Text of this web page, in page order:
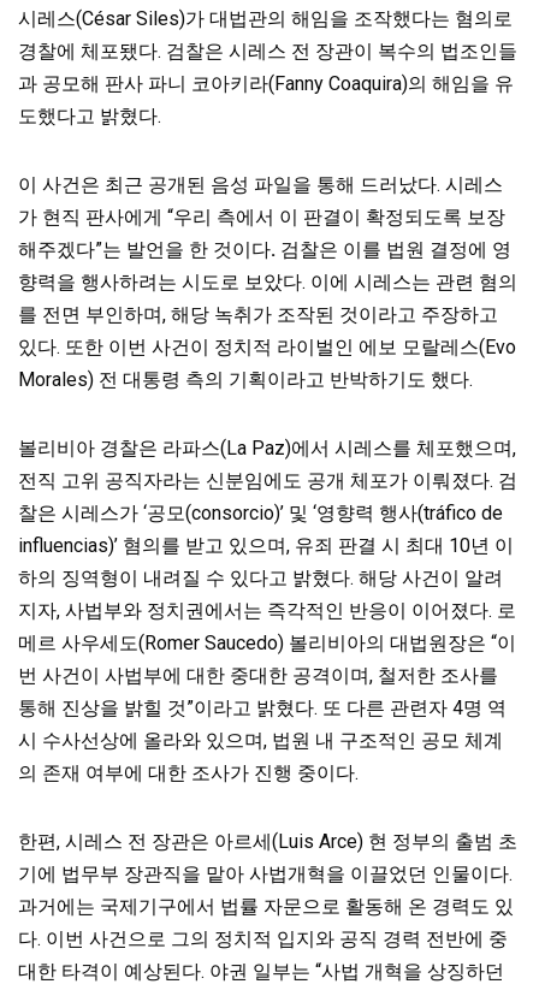
시레스(César Siles)가 대법관의 해임을 조작했다는 혐의로
경찰에 체포됐다. 검찰은 시레스 전 장관이 복수의 법조인들
과 공모해 판사 파니 코아키라(Fanny Coaquira)의 해임을 유
도했다고 밝혔다.
이 사건은 최근 공개된 음성 파일을 통해 드러났다. 시레스
가 현직 판사에게 “우리 측에서 이 판결이 확정되도록 보장
해주겠다”는 발언을 한 것이다. 검찰은 이를 법원 결정에 영
향력을 행사하려는 시도로 보았다. 이에 시레스는 관련 혐의
를 전면 부인하며, 해당 녹취가 조작된 것이라고 주장하고
있다. 또한 이번 사건이 정치적 라이벌인 에보 모랄레스(Evo
Morales) 전 대통령 측의 기획이라고 반박하기도 했다.
볼리비아 경찰은 라파스(La Paz)에서 시레스를 체포했으며,
전직 고위 공직자라는 신분임에도 공개 체포가 이뤄졌다. 검
찰은 시레스가 ‘공모(consorcio)’ 및 ‘영향력 행사(tráfico de
influencias)’ 혐의를 받고 있으며, 유죄 판결 시 최대 10년 이
하의 징역형이 내려질 수 있다고 밝혔다. 해당 사건이 알려
지자, 사법부와 정치권에서는 즉각적인 반응이 이어졌다. 로
메르 사우세도(Romer Saucedo) 볼리비아의 대법원장은 “이
번 사건이 사법부에 대한 중대한 공격이며, 철저한 조사를
통해 진상을 밝힐 것”이라고 밝혔다. 또 다른 관련자 4명 역
시 수사선상에 올라와 있으며, 법원 내 구조적인 공모 체계
의 존재 여부에 대한 조사가 진행 중이다.
한편, 시레스 전 장관은 아르세(Luis Arce) 현 정부의 출범 초
기에 법무부 장관직을 맡아 사법개혁을 이끌었던 인물이다.
과거에는 국제기구에서 법률 자문으로 활동해 온 경력도 있
다. 이번 사건으로 그의 정치적 입지와 공직 경력 전반에 중
대한 타격이 예상된다. 야권 일부는 “사법 개혁을 상징하던